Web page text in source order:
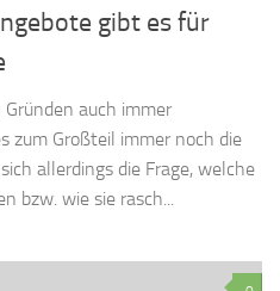
gibt es für
auch immer
zum Großteil immer noch die
allerdings die Frage, welche
bzw. wie sie rasch...